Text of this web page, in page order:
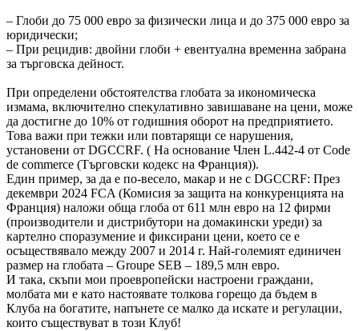
– Глоби до 75 000 евро за физически лица и до 375 000 евро за
юридически;
– При рецидив: двойни глоби + евентуална временна забрана
за търговска дейност.
При определени обстоятелства глобата за икономическа
измама, включително спекулативно завишаване на цени, може
да достигне до 10% от годишния оборот на предприятието.
Това важи при тежки или повтарящи се нарушения,
установени от DGCCRF. ( На основание Член L.442-4 от Code
de commerce (Търговски кодекс на Франция)).
Един пример, за да е по-весело, макар и не с DGCCRF: През
декември 2024 FCA (Комисия за защита на конкуренцията на
Франция) наложи обща глоба от 611 млн евро на 12 фирми
(производители и дистрибутори на домакински уреди) за
картелно споразумение и фиксирани цени, което се е
осъществявало между 2007 и 2014 г. Най-големият единичен
размер на глобата – Groupe SEB – 189,5 млн евро.
И така, скъпи мои проевропейски настроени граждани,
молбата ми е като настоявате толкова горещо да бъдем в
Клуба на богатите, напънете се малко да искате и регулации,
които съществуват в този Клуб!